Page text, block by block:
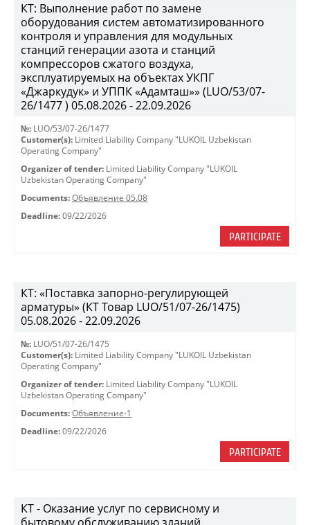
КТ: Выполнение работ по замене
оборудования систем автоматизированного
контроля и управления для модульных
станций генерации азота и станций
компрессоров сжатого воздуха,
эксплуатируемых на объектах УКПГ
«Джаркудук» и УППК «Адамташ»» (LUO/53/07-
26/1477 ) 05.08.2026 - 22.09.2026
№: LUO/53/07-26/1477
Customer(s): Limited Liability Company "LUKOIL Uzbekistan
Operating Company"
Organizer of tender: Limited Liability Company "LUKOIL
Uzbekistan Operating Company"
Documents: Объявление 05.08
Deadline: 09/22/2026
PARTICIPATE
КТ: «Поставка запорно-регулирующей
арматуры» (КТ Товар LUO/51/07-26/1475)
05.08.2026 - 22.09.2026
№: LUO/51/07-26/1475
Customer(s): Limited Liability Company "LUKOIL Uzbekistan
Operating Company"
Organizer of tender: Limited Liability Company "LUKOIL
Uzbekistan Operating Company"
Documents: Объявление-1
Deadline: 09/22/2026
PARTICIPATE
КТ - Оказание услуг по сервисному и